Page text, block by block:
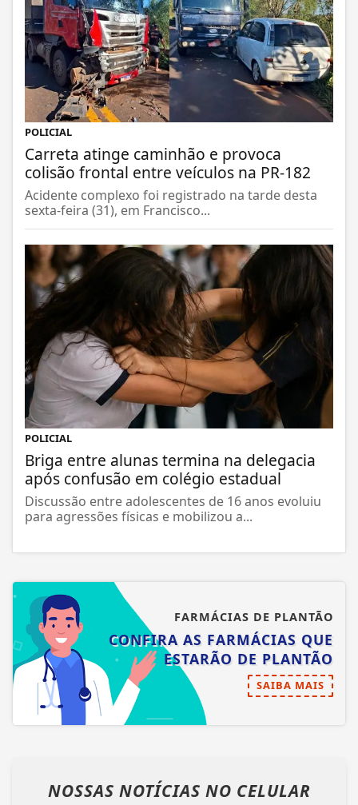
POLICIAL
Carreta atinge caminhão e provoca
colisão frontal entre veículos na PR-182
Acidente complexo foi registrado na tarde desta
sexta-feira (31), em Francisco...
POLICIAL
Briga entre alunas termina na delegacia
após confusão em colégio estadual
Discussão entre adolescentes de 16 anos evoluiu
para agressões físicas e mobilizou a...
FARMÁCIAS DE PLANTÃO
CONFIRA AS FARMÁCIAS QUE
ESTARÃO DE PLANTÃO
SAIBA MAIS
NOSSAS NOTÍCIAS NO CELULAR